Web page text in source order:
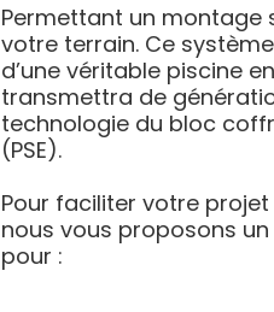
Permettant un montage
votre terrain. Ce
d’une véritable piscine
transmettra de
technologie du bloc
(PSE).
Pour faciliter votre
nous vous proposons un
pour :